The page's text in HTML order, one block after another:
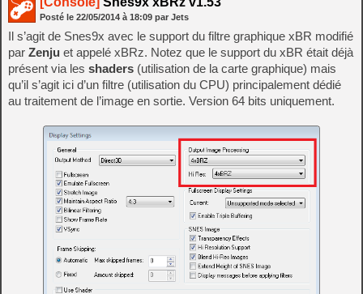
Posté le 22/05/2014 à 18:09 par Jets
Il s’agit de Snes9x avec le support du filtre graphique xBR modifié
par Zenju et appelé xBRz. Notez que le support du xBR était déjà
présent via les shaders (utilisation de la carte graphique) mais
qu’il s’agit ici d’un filtre (utilisation du CPU) principalement dédié
au traitement de l’image en sortie. Version 64 bits uniquement.